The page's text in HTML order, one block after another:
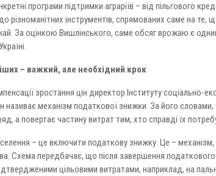
програми підтримки аграріїв – від пільгового
інструментів, спрямованих саме на те,
За оцінкою Вишлінського, саме обсяг врожаю є
– важкий, але необхідний крок
зростання цін директор Інституту соціально-
називає механізм податкової знижки. За його
а повертає частину витрат тим, хто справді їх
– це включити податкову знижку. Це –
Схема передбачає, що після завершення
цільовими витратами, наприклад, на